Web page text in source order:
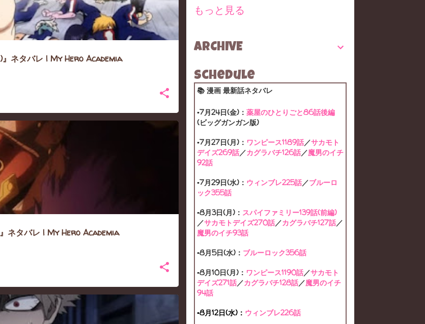
ネタバレ | My Hero Academia
ネタバレ | My Hero Academia
BUNGO-SEASON4
CHAINSAWMAN
CONAN-ANIME
CONAN-HANZAWA
CONAN-MOVIE CONAN-MOVIE13
CONAN-MOVIE23 CONAN-MOVIE25
DRSTONE
DRSTONE-SEASON2
HAIKYU-CHARACTER HAIKYU-OVA
もっと見る
ARCHIVE
Schedule
📚 漫画 最新話ネタバレ
▪7月24日(金)： 薬屋のひとりごと86話後編
(ビッグガンガン版)
▪7月27日(月)： ワンピース1189話／サカモト
デイズ269話／カグラバチ126話／魔男のイチ
92話
▪7月29日(水)： ウィンブレ225話／ブルーロ
ック355話
▪8月3日(月)： スパイファミリー139話(前編)
／サカモトデイズ270話／カグラバチ127話／
魔男のイチ93話
▪8月5日(水)： ブルーロック356話
▪8月10日(月)： ワンピース1190話／サカモト
デイズ271話／カグラバチ128話／魔男のイチ
94話
▪8月12日(水)： ウィンブレ226話